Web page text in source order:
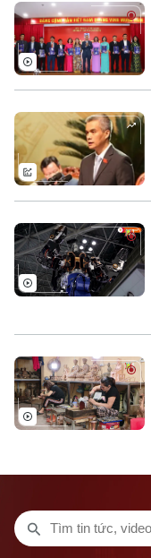
Theo dõi Hà Nội On
Người Việt 4 phương
Cafe sáng
Tài chính Ngân hàng
Doanh nghiệp
Tin tức
Đầu tư
Đất đai
Kinh nghiệm
Tàu và Xe
Ô tô
Xe máy
Đánh giá
Giáo dục
Tin tức
Tuyển sinh
Hướng nghiệp
Văn hóa
Tin tức
Di tích
Sức khỏe
Y tế
Dinh dưỡng
Thể thao
Bóng đá
Golf
Giải trí
Sao
Điện ảnh